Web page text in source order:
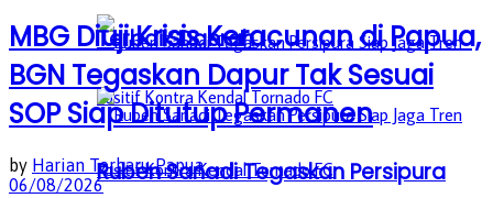
Ruben Sanadi Tegaskan Persipura
Terbaik Daerah
MBG Diuji Krisis Keracunan di Papua,
BGN Tegaskan Dapur Tak Sesuai
SOP Siap Ditutup Permanen
by Harian Terbaru Papua
06/08/2026